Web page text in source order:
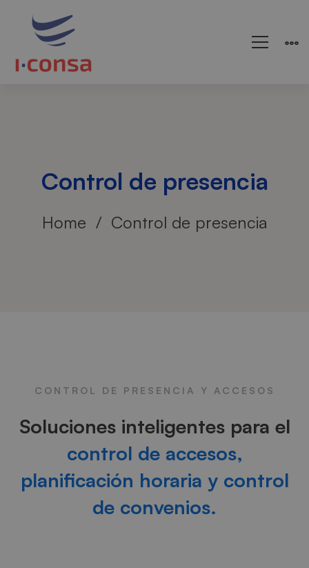
Control de presencia
Home Control de presencia
de
presencia
CONTROL DE PRESENCIA Y ACCESOS
Soluciones inteligentes para el
control de accesos,
planificación horaria y control
de convenios.